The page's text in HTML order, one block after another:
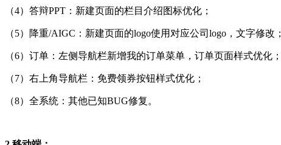
（4）答辩PPT：新建页面的栏目介绍图标优化；
（5）降重/AIGC：新建页面的logo使用对应公司logo，文字修改；
（6）订单：左侧导航栏新增我的订单菜单，订单页面样式优化；
（7）右上角导航栏：免费领券按钮样式优化；
（8）全系统：其他已知BUG修复。